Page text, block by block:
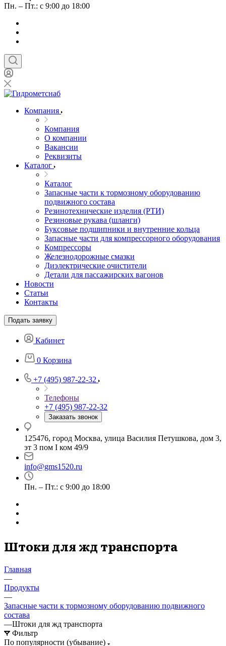
Пн. – Пт.: с 9:00 до 18:00
Компания
Компания
О компании
Вакансии
Реквизиты
Каталог
Каталог
Запасные части к тормозному оборудованию
подвижного состава
Резинотехнические изделия (РТИ)
Резиновые рукава (шланги)
Буксовые подшипники и внутренние кольца
Запасные части для компрессорного оборудования
Компрессоры
Железнодорожные смазки
Диэлектрические очистители
Детали для пассажирских вагонов
Новости
Статьи
Контакты
Подать заявку
Кабинет
0 Корзина
+7 (495) 987-22-32
Телефоны
+7 (495) 987-22-32
Заказать звонок
125476, город Москва, улица Василия Петушкова, дом 3,
эт 3 пом I ком 49/9
info@gms1520.ru
Пн. – Пт.: с 9:00 до 18:00
Штоки для жд транспорта
Главная
—
Продукты
—
Запасные части к тормозному оборудованию подвижного
состава
—Штоки для жд транспорта
Фильтр
По популярности (убывание)